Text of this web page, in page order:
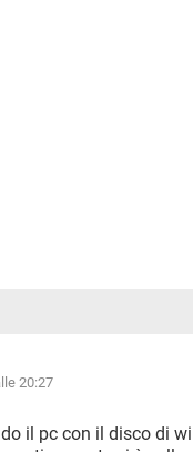
20:27
il pc con il disco di